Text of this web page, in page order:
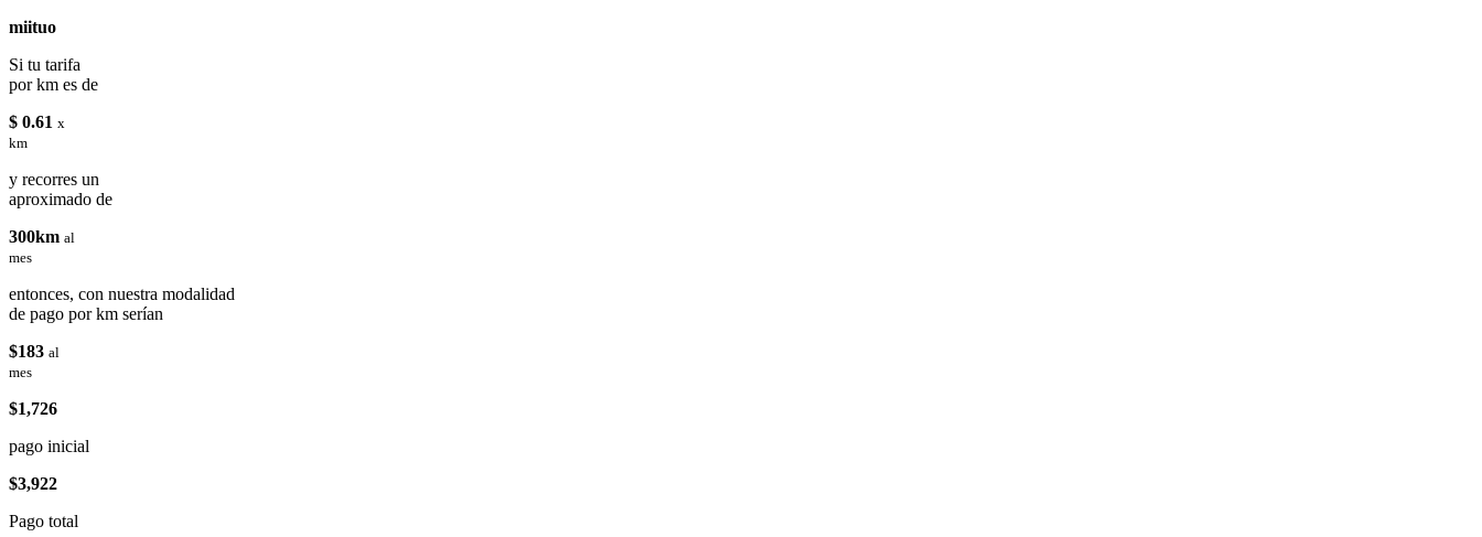
miituo
Si tu tarifa
por km es de
$ 0.61 x
km
y recorres un
aproximado de
300km al
mes
entonces, con nuestra modalidad
de pago por km serían
$183 al
mes
$1,726
pago inicial
$3,922
Pago total